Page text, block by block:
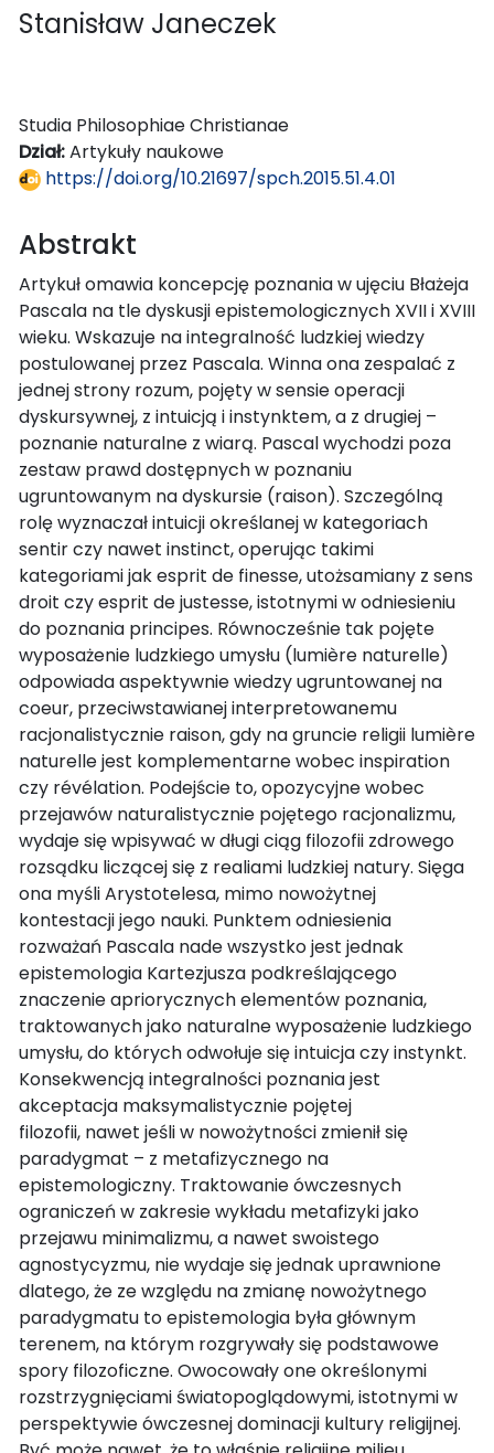
Stanisław Janeczek
Studia Philosophiae Christianae
Dział:Artykuły naukowe
https://doi.org/10.21697/spch.2015.51.4.01
Abstrakt
Artykuł omawia koncepcję poznania w ujęciu Błażeja
Pascala na tle dyskusji epistemologicznych XVII i XVIII
wieku. Wskazuje na integralność ludzkiej wiedzy
postulowanej przez Pascala. Winna ona zespalać z
jednej strony rozum, pojęty w sensie operacji
dyskursywnej, z intuicją i instynktem, a z drugiej –
poznanie naturalne z wiarą. Pascal wychodzi poza
zestaw prawd dostępnych w poznaniu
ugruntowanym na dyskursie (raison). Szczególną
rolę wyznaczał intuicji określanej w kategoriach
sentir czy nawet instinct, operując takimi
kategoriami jak esprit de finesse, utożsamiany z sens
droit czy esprit de justesse, istotnymi w odniesieniu
do poznania principes. Równocześnie tak pojęte
wyposażenie ludzkiego umysłu (lumière naturelle)
odpowiada aspektywnie wiedzy ugruntowanej na
coeur, przeciwstawianej interpretowanemu
racjonalistycznie raison, gdy na gruncie religii lumière
naturelle jest komplementarne wobec inspiration
czy révélation. Podejście to, opozycyjne wobec
przejawów naturalistycznie pojętego racjonalizmu,
wydaje się wpisywać w długi ciąg filozofii zdrowego
rozsądku liczącej się z realiami ludzkiej natury. Sięga
ona myśli Arystotelesa, mimo nowożytnej
kontestacji jego nauki. Punktem odniesienia
rozważań Pascala nade wszystko jest jednak
epistemologia Kartezjusza podkreślającego
znaczenie apriorycznych elementów poznania,
traktowanych jako naturalne wyposażenie ludzkiego
umysłu, do których odwołuje się intuicja czy instynkt.
Konsekwencją integralności poznania jest
akceptacja maksymalistycznie pojętej
filozofii, nawet jeśli w nowożytności zmienił się
paradygmat – z metafizycznego na
epistemologiczny. Traktowanie ówczesnych
ograniczeń w zakresie wykładu metafizyki jako
przejawu minimalizmu, a nawet swoistego
agnostycyzmu, nie wydaje się jednak uprawnione
dlatego, że ze względu na zmianę nowożytnego
paradygmatu to epistemologia była głównym
terenem, na którym rozgrywały się podstawowe
spory filozoficzne. Owocowały one określonymi
rozstrzygnięciami światopoglądowymi, istotnymi w
perspektywie ówczesnej dominacji kultury religijnej.